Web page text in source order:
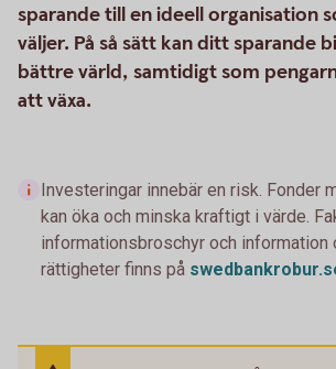
sparande till en ideell organisation
väljer. På så sätt kan ditt sparande
bättre värld, samtidigt som
att växa.
Investeringar innebär en risk. Fonder
kan öka och minska kraftigt i värde.
informationsbroschyr och information
rättigheter finns på swedbankrobur.